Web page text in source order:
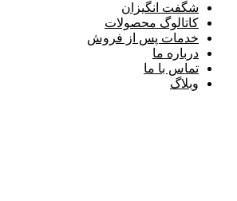
شگفت انگیزان
کاتالوگ محصولات
خدمات پس از فروش
درباره ما
تماس با ما
وبلاگ